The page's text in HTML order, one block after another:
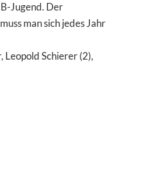
Jugend. Der
man sich jedes Jahr
Leopold Schierer (2),